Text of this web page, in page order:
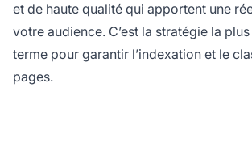
et de haute qualité qui apportent une
votre audience. C’est la stratégie la
terme pour garantir l’indexation et le
pages.